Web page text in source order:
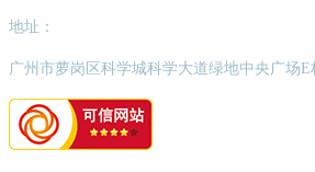
地址：
广州市萝岗区科学城科学大道绿地中央广场E